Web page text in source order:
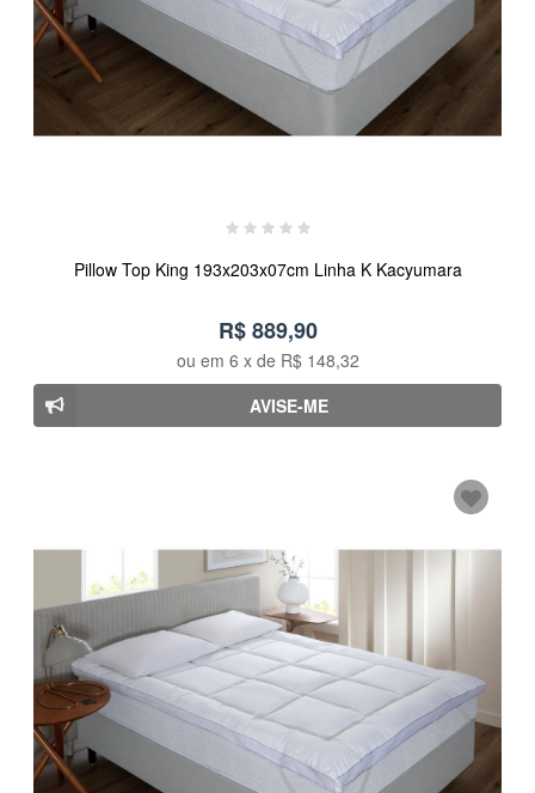
Pillow Top King 193x203x07cm Linha K Kacyumara
R$ 889,90
ou em 6 x de R$ 148,32
AVISE-ME